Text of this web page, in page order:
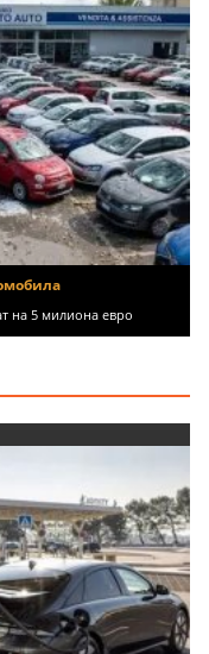
на 5 милиона евро